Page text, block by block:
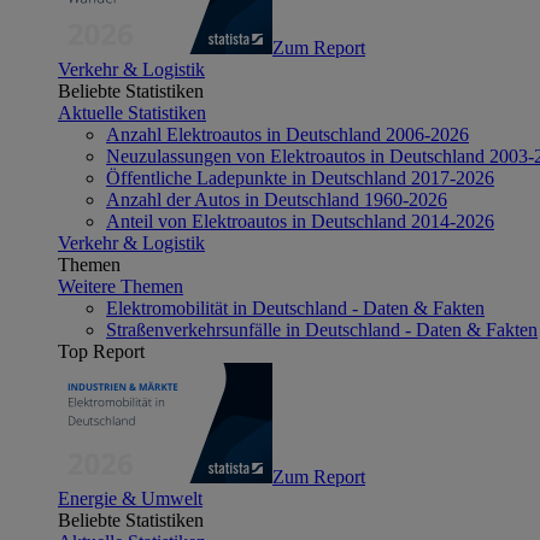
Zum Report
Verkehr & Logistik
Beliebte Statistiken
Aktuelle Statistiken
Anzahl Elektroautos in Deutschland 2006-2026
Neuzulassungen von Elektroautos in Deutschland 2003-
Öffentliche Ladepunkte in Deutschland 2017-2026
Anzahl der Autos in Deutschland 1960-2026
Anteil von Elektroautos in Deutschland 2014-2026
Verkehr & Logistik
Themen
Weitere Themen
Elektromobilität in Deutschland - Daten & Fakten
Straßenverkehrsunfälle in Deutschland - Daten & Fakten
Top Report
Zum Report
Energie & Umwelt
Beliebte Statistiken